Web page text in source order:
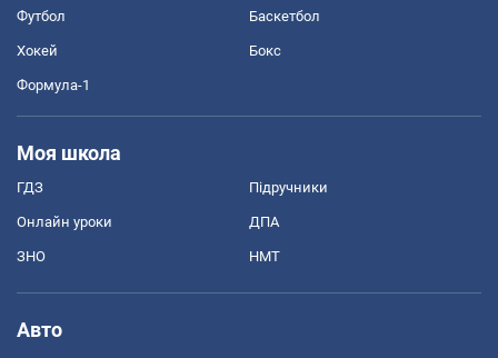
Футбол Баскетбол
Хокей Бокс
Формула-1
Моя школа
ГДЗ Підручники
Онлайн уроки ДПА
ЗНО НМТ
Авто